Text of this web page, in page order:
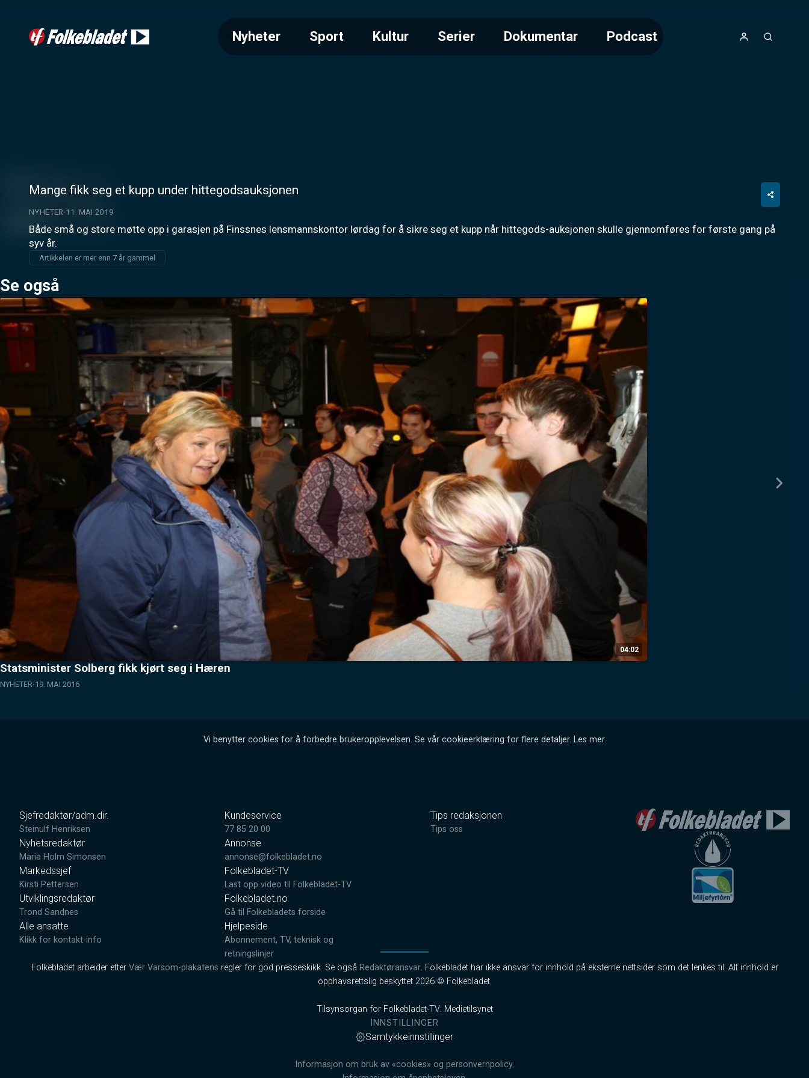
Nyheter Sport Kultur Serier Dokumentar Podcast
Mange fikk seg et kupp under hittegodsauksjonen
NYHETER 11. MAI 2019
Både små og store møtte opp i garasjen på Finssnes lensmannskontor lørdag for å sikre seg et kupp når hittegods-auksjonen skulle gjennomføres for første gang på
syv år.
Artikkelen er mer enn 7 år gammel
Se også
04:02
Statsminister Solberg fikk kjørt seg i Hæren
NYHETER 19. MAI 2016
Vi benytter cookies for å forbedre brukeropplevelsen. Se vår cookieerklæring for flere detaljer. Les mer.
Sjefredaktør/adm.dir.
Steinulf Henriksen
Nyhetsredaktør
Maria Holm Simonsen
Markedssjef
Kirsti Pettersen
Utviklingsredaktør
Trond Sandnes
Alle ansatte
Klikk for kontakt-info
Kundeservice
77 85 20 00
Annonse
annonse@folkebladet.no
Folkebladet-TV
Last opp video til Folkebladet-TV
Folkebladet.no
Gå til Folkebladets forside
Hjelpeside
Abonnement, TV, teknisk og
retningslinjer
Tips redaksjonen
Tips oss
Folkebladet arbeider etter Vær Varsom-plakatens regler for god presseskikk. Se også Redaktøransvar. Folkebladet har ikke ansvar for innhold på eksterne nettsider som det lenkes til. Alt innhold er
opphavsrettslig beskyttet 2026 © Folkebladet.
Tilsynsorgan for Folkebladet-TV: Medietilsynet
INNSTILLINGER
Samtykkeinnstillinger
Informasjon om bruk av «cookies» og personvernpolicy.